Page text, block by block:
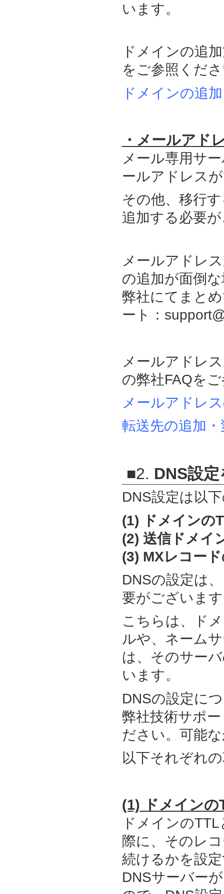
います。
ドメインの追
をご参照くだ
ドメインの追
・メールアド
メール専用サ
ールアドレス
その他、移行
追加する必要
メールアドレ
の追加が面倒
弊社にてまと
ート：
メールアドレ
の弊社FAQを
メールアドレ
転送先の追加
■2. DNS設
DNS設定は以
(1) ドメインの
(2) 送信ドメイ
(3) MXレコー
DNSの設定は
要がございま
こちらは、ド
ルや、ネーム
は、そのサー
います。
DNSの設定に
弊社技術サポ
ださい。可能
以下それぞれ
(1) ドメインの
ドメインの
際に、そのレ
続けるかを設
DNSサーバー